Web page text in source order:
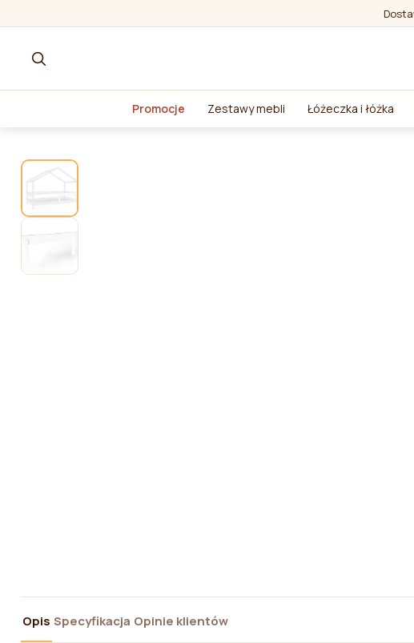
Promocje Zestawy mebli Łóżeczka i łóżka
Opis Specyfikacja Opinie klientów